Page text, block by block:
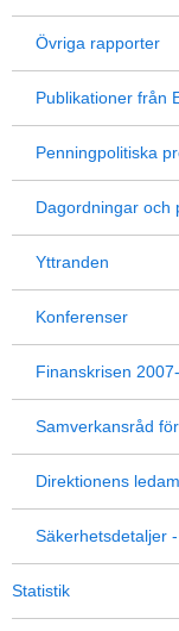
Övriga rapporter
Publikationer från
Penningpolitiska
Dagordningar och
Yttranden
Konferenser
Finanskrisen
Samverkansråd
Direktionens
Säkerhetsdetaljer
Statistik